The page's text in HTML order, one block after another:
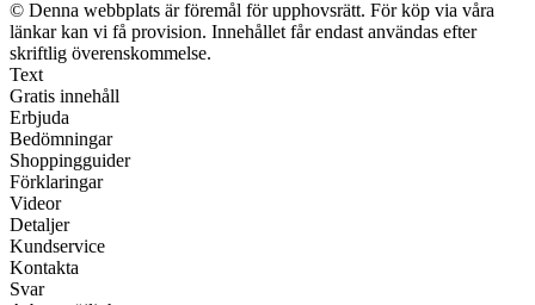
© Denna webbplats är föremål för upphovsrätt. För köp via våra
länkar kan vi få provision. Innehållet får endast användas efter
skriftlig överenskommelse.
Text
Gratis innehåll
Erbjuda
Bedömningar
Shoppingguider
Förklaringar
Videor
Detaljer
Kundservice
Kontakta
Svar